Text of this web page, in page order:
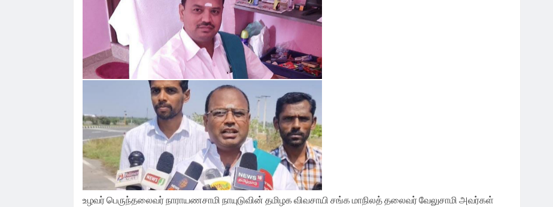
உழவர் பெருந்தலைவர் நாராயணசாமி நாயுடுவின் தமிழக விவசாயி சங்க மாநிலத் தலைவர் வேலுசாமி அவர்கள்